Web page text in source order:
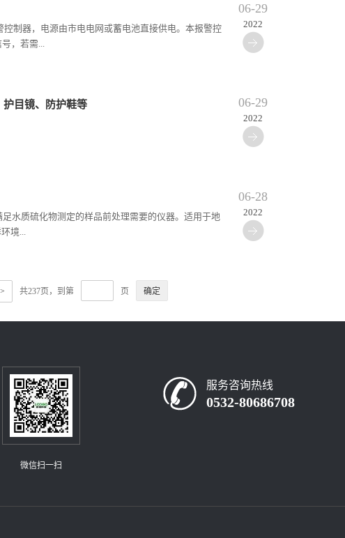
制器，电源由市电电网或蓄电池直接供电。本报警控
，若需...
06-29
2022
目镜、防护鞋等 06-29
2022
水质硫化物测定的样品前处理需要的仪器。适用于地
境...
06-28
2022
共237页，到第 页
微信扫一扫
服务咨询热线
0532-80686708